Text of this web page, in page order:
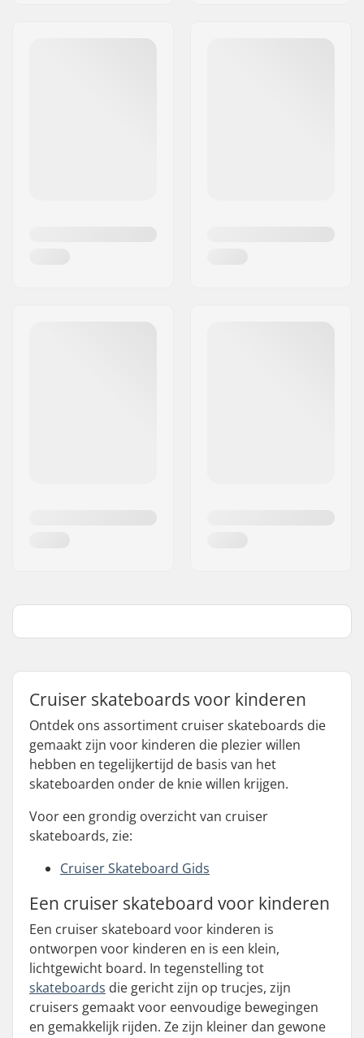
Cruiser skateboards voor kinderen
Ontdek ons assortiment cruiser skateboards die
gemaakt zijn voor kinderen die plezier willen
hebben en tegelijkertijd de basis van het
skateboarden onder de knie willen krijgen.
Voor een grondig overzicht van cruiser
skateboards, zie:
Cruiser Skateboard Gids
Een cruiser skateboard voor kinderen
Een cruiser skateboard voor kinderen is
ontworpen voor kinderen en is een klein,
lichtgewicht board. In tegenstelling tot
skateboards die gericht zijn op trucjes, zijn
cruisers gemaakt voor eenvoudige bewegingen
en gemakkelijk rijden. Ze zijn kleiner dan gewone